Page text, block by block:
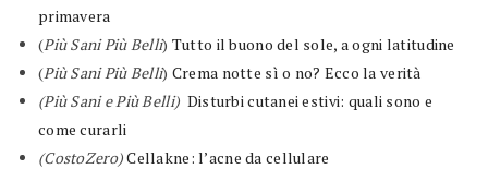
primavera
(Più Sani Più Belli) Tutto il buono del sole, a ogni latitudine
(Più Sani Più Belli) Crema notte sì o no? Ecco la verità
(Più Sani e Più Belli) Disturbi cutanei estivi: quali sono e
come curarli
(CostoZero)Cellakne: l’acne da cellulare